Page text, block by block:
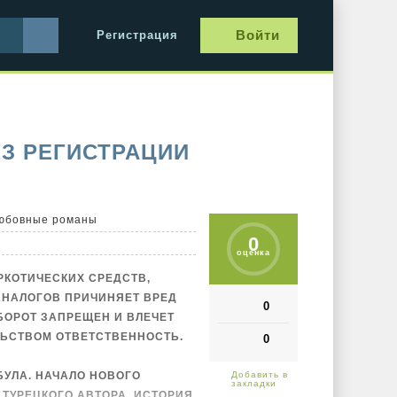
Регистрация Войти
РЕГИСТРАЦИИ
0
оценка
0
0
романы
СРЕДСТВ,
ПРИЧИНЯЕТ ВРЕД
ЗАПРЕЩЕН И ВЛЕЧЕТ
ОТВЕТСТВЕННОСТЬ.
НАЧАЛО НОВОГО